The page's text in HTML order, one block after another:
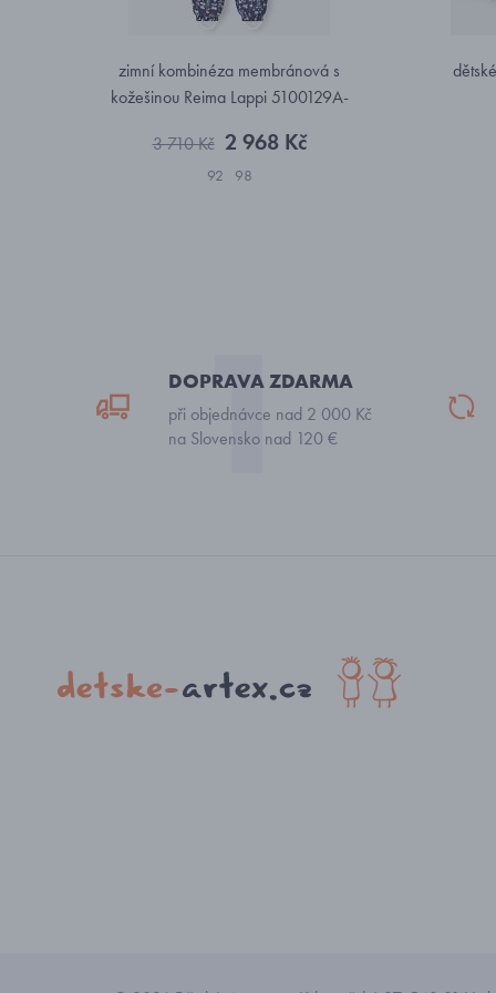
zimní kombinéza membránová s
kožešinou Reima Lappi 5100129A-
3 710 Kč 2 968 Kč
92 98
DOPRAVA ZDARMA
při objednávce nad 2 000 Kč
na Slovensko nad 120 €